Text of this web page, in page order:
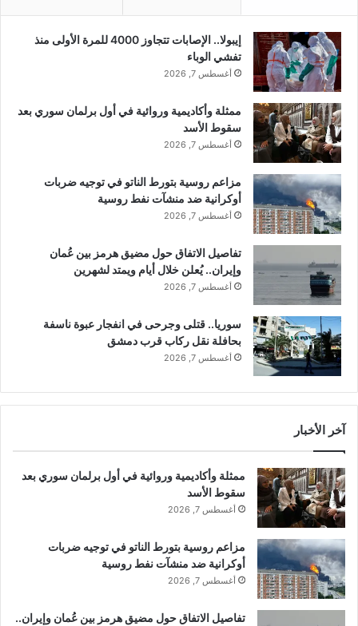
ة
غ
ض
ب
ن
م
ه
ن
ت
ق
م
ع
ف
ي
ن
م
ن
ج
ش
و
ى
ا
ل
أ
م
ن
ي
ة
إيبولا.. الإصابات تتجاوز 4000 للمرة الأولى منذ
تفشي الوباء
أغسطس 7, 2026
ممثلة وأكاديمية وروائية في أول برلمان سوري بعد
سقوط الأسد
أغسطس 7, 2026
مزاعم روسية بتورط الناتو في توجيه ضربات
أوكرانية ضد منشآت نفط روسية
أغسطس 7, 2026
تفاصيل الاتفاق حول مضيق هرمز بين عُمان
وإيران.. يُعلن خلال أيام ويمتد لشهرين
أغسطس 7, 2026
سوريا.. قتلى وجرحى في انفجار عبوة ناسفة
بحافلة نقل ركاب قرب دمشق
أغسطس 7, 2026
آخر الأخبار
ممثلة وأكاديمية وروائية في أول برلمان سوري بعد
سقوط الأسد
أغسطس 7, 2026
مزاعم روسية بتورط الناتو في توجيه ضربات
أوكرانية ضد منشآت نفط روسية
أغسطس 7, 2026
تفاصيل الاتفاق حول مضيق هرمز بين عُمان وإيران..